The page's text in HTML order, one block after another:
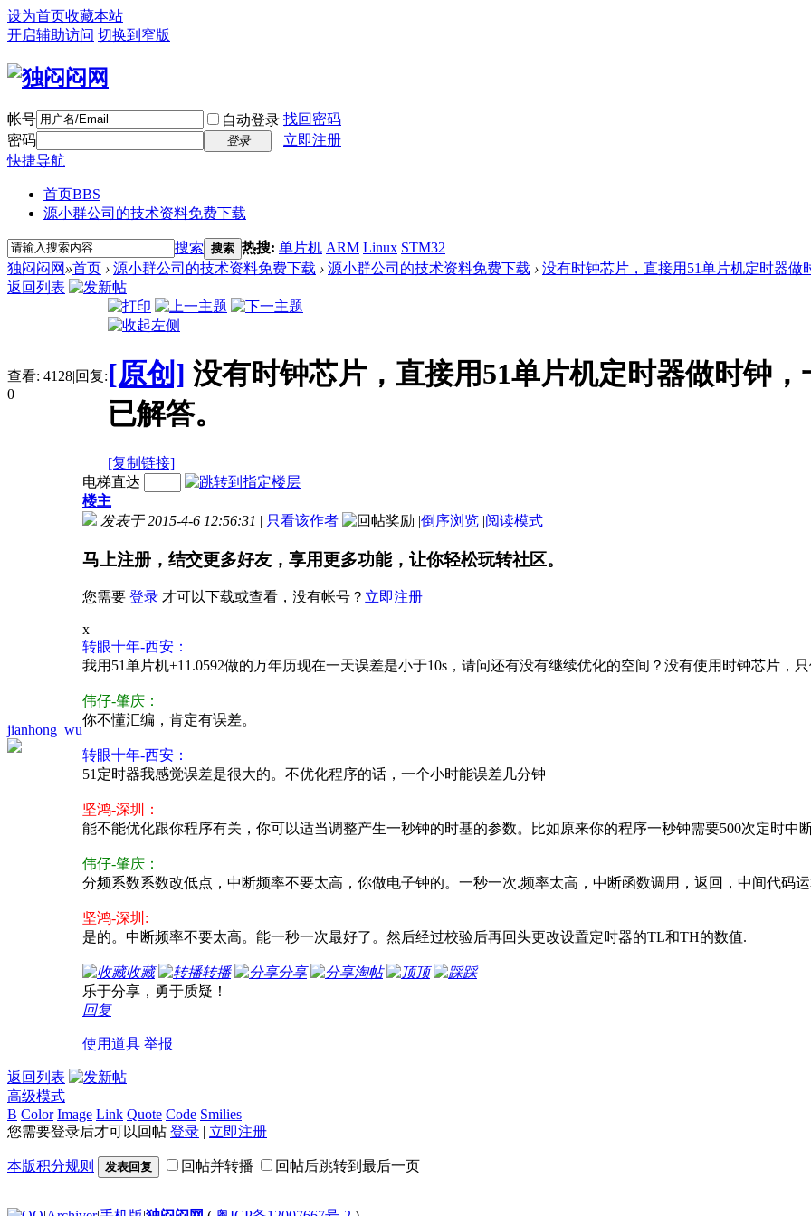
设为首页收藏本站
开启辅助访问 切换到窄版
帐号 自动登录 找回密码
密码
登录
立即注册
快捷导航
首页BBS
源小群公司的技术资料免费下载
搜索 搜索 热搜: 单片机 ARM Linux STM32
独闷闷网 »首页 › 源小群公司的技术资料免费下载 › 源小群公司的技术资料免费下载 › 没有时钟芯片，直接用51单片机定时器做
返回列表
查看: 4128|回复:
0
[原创] 没有时钟芯片，直接用51单片机定时器做时钟
已解答。
[复制链接]
jianhong_wu
电梯直达
楼主
发表于 2015-4-6 12:56:31 | 只看该作者 |倒序浏览 |阅读模式
马上注册，结交更多好友，享用更多功能，让你轻松玩转社区。
您需要 登录 才可以下载或查看，没有帐号？ 立即注册
x
转眼十年-西安：
我用51单片机+11.0592做的万年历现在一天误差是小于10s，请问还有没有继续优化的空间？没有使用时钟芯片，只
伟仔-肇庆：
你不懂汇编，肯定有误差。
转眼十年-西安：
51定时器我感觉误差是很大的。不优化程序的话，一个小时能误差几分钟
坚鸿-深圳：
能不能优化跟你程序有关，你可以适当调整产生一秒钟的时基的参数。比如原来你的程序一秒钟需要500次定时中
伟仔-肇庆：
分频系数系数改低点，中断频率不要太高，你做电子钟的。一秒一次.频率太高，中断函数调用，返回，中间代码
坚鸿-深圳:
是的。中断频率不要太高。能一秒一次最好了。然后经过校验后再回头更改设置定时器的TL和TH的数值.
收藏 转播 分享 淘帖 顶
踩
乐于分享，勇于质疑！
回复
使用道具 举报
返回列表
高级模式
B Color Image Link Quote Code Smilies
您需要登录后才可以回帖 登录 | 立即注册
本版积分规则 发表回复 回帖并转播 回帖后跳转到最后一页